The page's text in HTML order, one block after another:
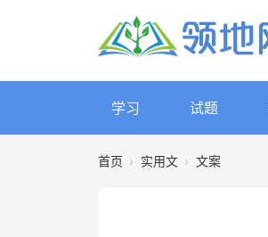
学习 试题
首页 › 实用文 › 文案